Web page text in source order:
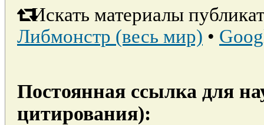
Искать материалы
Либмонстр (весь мир) •
Постоянная ссылка для
цитирования):